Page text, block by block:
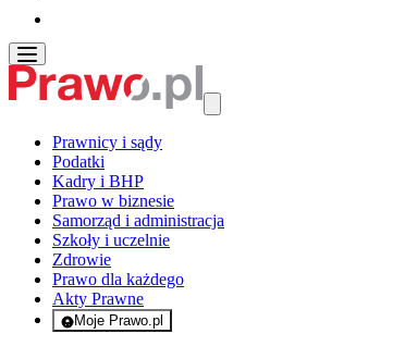
Prawnicy i sądy
Podatki
Kadry i BHP
Prawo w biznesie
Samorząd i administracja
Szkoły i uczelnie
Zdrowie
Prawo dla każdego
Akty Prawne
Moje Prawo.pl
- rejestracja i logowanie do serwisu